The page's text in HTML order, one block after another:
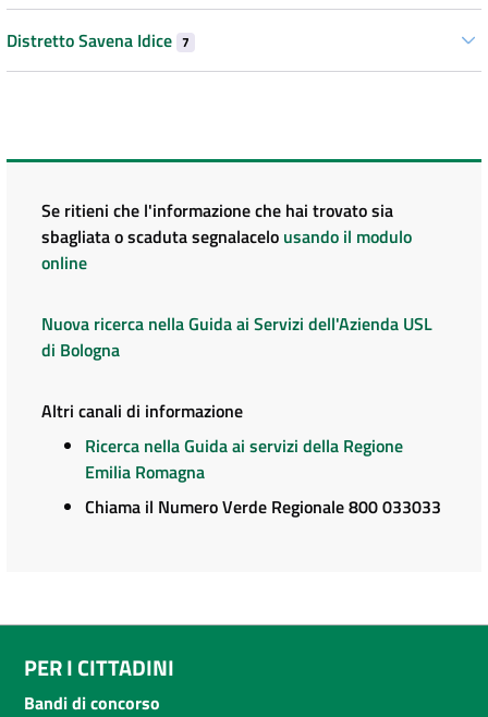
Distretto Savena Idice 7
Se ritieni che l'informazione che hai trovato sia
sbagliata o scaduta segnalacelo usando il modulo
online
Nuova ricerca nella Guida ai Servizi dell'Azienda USL
di Bologna
Altri canali di informazione
Ricerca nella Guida ai servizi della Regione
Emilia Romagna
Chiama il Numero Verde Regionale 800 033033
PER I CITTADINI
Bandi di concorso